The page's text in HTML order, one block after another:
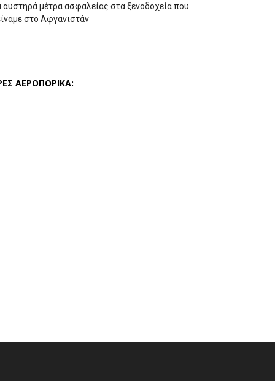
αυστηρά μέτρα ασφαλείας στα ξενοδοχεία που
στο Αφγανιστάν
ΑΕΡΟΠΟΡΙΚΑ: